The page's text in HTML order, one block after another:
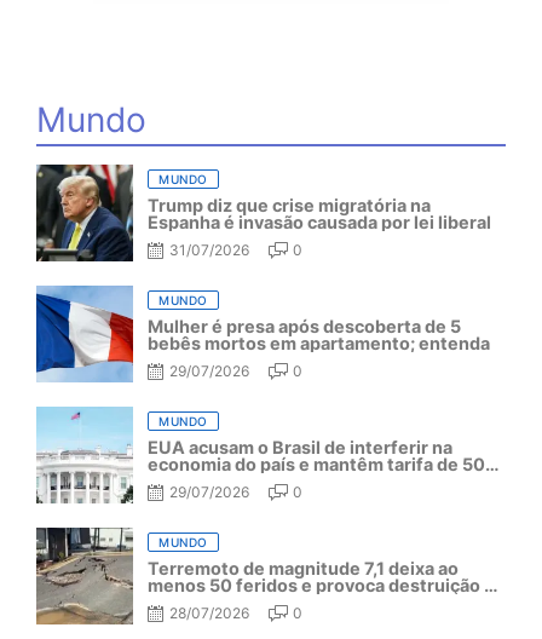
Mundo
MUNDO
Trump diz que crise migratória na
Espanha é invasão causada por lei liberal
31/07/2026 0
MUNDO
Mulher é presa após descoberta de 5
bebês mortos em apartamento; entenda
29/07/2026 0
MUNDO
EUA acusam o Brasil de interferir na
economia do país e mantêm tarifa de 50%
por mais um ano
29/07/2026 0
MUNDO
Terremoto de magnitude 7,1 deixa ao
menos 50 feridos e provoca destruição no
Japão
28/07/2026 0